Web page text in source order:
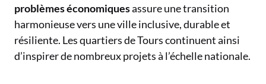
problèmes économiquesassure une transition
harmonieuse vers une ville inclusive, durable et
résiliente. Les quartiers de Tours continuent ainsi
d’inspirer de nombreux projets à l’échelle nationale.